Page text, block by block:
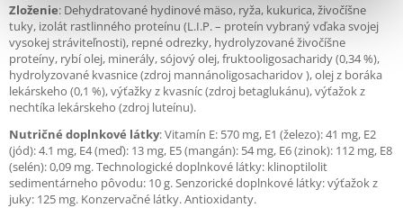
Zloženie: Dehydratované hydinové mäso, ryža, kukurica, živočíšne
tuky, izolát rastlinného proteínu (L.I.P. – proteín vybraný vďaka svojej
vysokej stráviteľnosti), repné odrezky, hydrolyzované živočíšne
proteíny, rybí olej, minerály, sójový olej, fruktooligosacharidy (0,34 %),
hydrolyzované kvasnice (zdroj mannánoligosacharidov ), olej z boráka
lekárskeho (0,1 %), výťažky z kvasníc (zdroj betaglukánu), výťažok z
nechtíka lekárskeho (zdroj luteínu).
Nutričné doplnkové látky: Vitamín E: 570 mg, E1 (železo): 41 mg, E2
(jód): 4.1 mg, E4 (meď): 13 mg, E5 (mangán): 54 mg, E6 (zinok): 112 mg, E8
(selén): 0,09 mg. Technologické doplnkové látky: klinoptilolit
sedimentárneho pôvodu: 10 g. Senzorické doplnkové látky: výťažok z
juky: 125 mg. Konzervačné látky. Antioxidanty.